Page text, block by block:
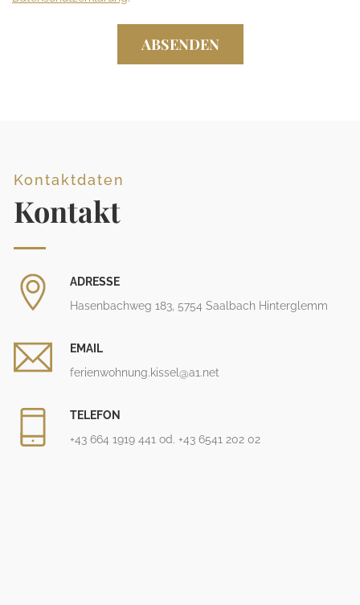
ABSENDEN
Kontaktdaten
Kontakt
ADRESSE
Hasenbachweg 183, 5754 Saalbach Hinterglemm
EMAIL
ferienwohnung.kissel@a1.net
TELEFON
+43 664 1919 441 od.+43 6541 202 02